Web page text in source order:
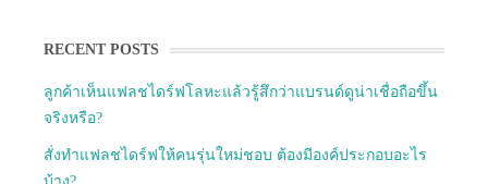
RECENT POSTS
ลูกค้าเห็นแฟลชไดร์ฟโลหะแล้วรู้สึกว่าแบรนด์ดูน่าเชื่อถือขึ้น
จริงหรือ?
สั่งทำแฟลชไดร์ฟให้คนรุ่นใหม่ชอบ ต้องมีองค์ประกอบอะไร